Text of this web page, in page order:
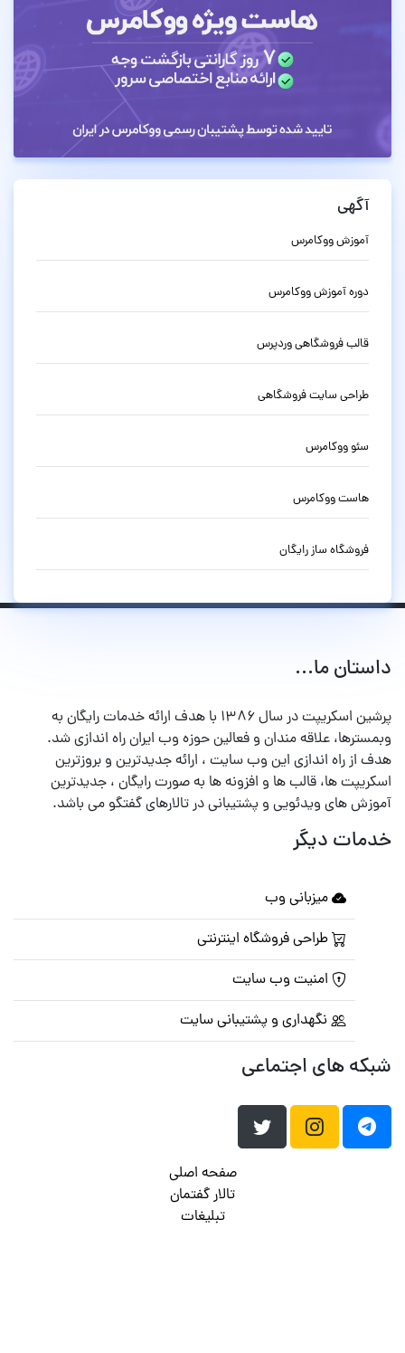
آگهی
آموزش ووکامرس
دوره آموزش ووکامرس
قالب فروشگاهی وردپرس
طراحی سایت فروشگاهی
سئو ووکامرس
هاست ووکامرس
فروشگاه ساز رایگان
داستان ما...
پرشین اسکریپت در سال ۱۳۸۶ با هدف ارائه خدمات رایگان به
وبمسترها، علاقه مندان و فعالین حوزه وب ایران راه اندازی شد.
هدف از راه اندازی این وب سایت ، ارائه جدیدترین و بروزترین
اسکریپت ها، قالب ها و افزونه ها به صورت رایگان ، جدیدترین
آموزش های ویدئویی و پشتیبانی در تالارهای گفتگو می باشد.
خدمات دیگر
میزبانی وب
طراحی فروشگاه اینترنتی
امنیت وب سایت
نگهداری و پشتیبانی سایت
شبکه های اجتماعی
صفحه اصلی
تالار گفتمان
تبلیغات